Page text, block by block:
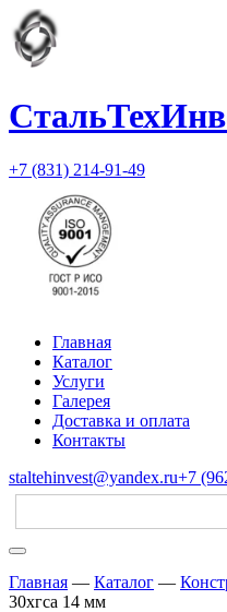
+7 (831) 214-91-49
Главная
Каталог
Услуги
Галерея
Доставка и оплата
Контакты
staltehinvest@yandex.ru+7
Главная — Каталог —
30хгса 14 мм